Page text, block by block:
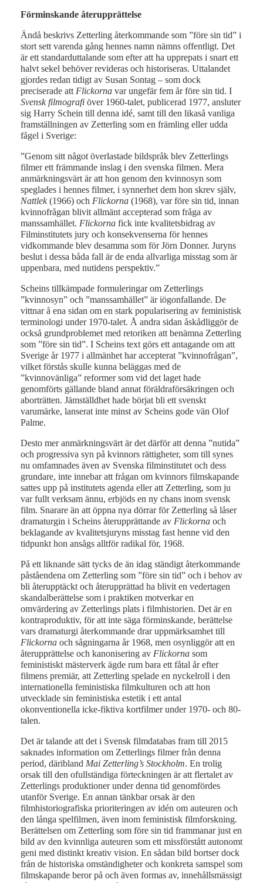
Förminskande återupprättelse
Ändå beskrivs Zetterling återkommande som ”före sin tid” i
stort sett varenda gång hennes namn nämns offentligt. Det
är ett standarduttalande som efter att ha upprepats i snart ett
halvt sekel behöver revideras och historiseras. Uttalandet
gjordes redan tidigt av Susan Sontag – som dock
preciserade att Flickorna var ungefär fem år före sin tid. I
Svensk filmografi över 1960-talet, publicerad 1977, ansluter
sig Harry Schein till denna idé, samt till den likaså vanliga
framställningen av Zetterling som en främling eller udda
fågel i Sverige:
”Genom sitt något överlastade bildspråk blev Zetterlings
filmer ett främmande inslag i den svenska filmen. Mera
anmärkningsvärt är att hon genom den kvinnosyn som
speglades i hennes filmer, i synnerhet dem hon skrev själv,
Nattlek(1966) och Flickorna (1968), var före sin tid, innan
kvinnofrågan blivit allmänt accepterad som fråga av
manssamhället. Flickorna fick inte kvalitetsbidrag av
Filminstitutets jury och konsekvenserna för hennes
vidkommande blev desamma som för Jörn Donner. Juryns
beslut i dessa båda fall är de enda allvarliga misstag som är
uppenbara, med nutidens perspektiv.”
Scheins tillkämpade formuleringar om Zetterlings
”kvinnosyn” och ”manssamhället” är iögonfallande. De
vittnar å ena sidan om en stark popularisering av feministisk
terminologi under 1970-talet. Å andra sidan åskådliggör de
också grundproblemet med retoriken att benämna Zetterling
som ”före sin tid”. I Scheins text görs ett antagande om att
Sverige år 1977 i allmänhet har accepterat ”kvinnofrågan”,
vilket förstås skulle kunna beläggas med de
”kvinnovänliga” reformer som vid det laget hade
genomförts gällande bland annat föräldraförsäkringen och
aborträtten. Jämställdhet hade börjat bli ett svenskt
varumärke, lanserat inte minst av Scheins gode vän Olof
Palme.
Desto mer anmärkningsvärt är det därför att denna ”nutida”
och progressiva syn på kvinnors rättigheter, som till synes
nu omfamnades även av Svenska filminstitutet och dess
grundare, inte innebar att frågan om kvinnors filmskapande
sattes upp på institutets agenda eller att Zetterling, som ju
var fullt verksam ännu, erbjöds en ny chans inom svensk
film. Snarare än att öppna nya dörrar för Zetterling så låser
dramaturgin i Scheins återupprättande av Flickorna och
beklagande av kvalitetsjuryns misstag fast henne vid den
tidpunkt hon ansågs alltför radikal för, 1968.
På ett liknande sätt tycks de än idag ständigt återkommande
påståendena om Zetterling som ”före sin tid” och i behov av
bli återupptäckt och återupprättad ha blivit en vedertagen
skandalberättelse som i praktiken motverkar en
omvärdering av Zetterlings plats i filmhistorien. Det är en
kontraproduktiv, för att inte säga förminskande, berättelse
vars dramaturgi återkommande drar uppmärksamhet till
Flickorna och sågningarna år 1968, men osynliggör att en
återupprättelse och kanonisering av Flickorna som
feministiskt mästerverk ägde rum bara ett fåtal år efter
filmens premiär, att Zetterling spelade en nyckelroll i den
internationella feministiska filmkulturen och att hon
utvecklade sin feministiska estetik i ett antal
okonventionella icke-fiktiva kortfilmer under 1970- och 80-
talen.
Det är talande att det i Svensk filmdatabas fram till 2015
saknades information om Zetterlings filmer från denna
period, däribland Mai Zetterling’s Stockholm. En trolig
orsak till den ofullständiga förteckningen är att flertalet av
Zetterlings produktioner under denna tid genomfördes
utanför Sverige. En annan tänkbar orsak är den
filmhistoriografiska prioriteringen av idén om auteuren och
den långa spelfilmen, även inom feministisk filmforskning.
Berättelsen om Zetterling som före sin tid frammanar just en
bild av den kvinnliga auteuren som ett missförstått autonomt
geni med distinkt kreativ vision. En sådan bild bortser dock
från de historiska omständigheter och konkreta samspel som
filmskapande beror på och även formas av, innehållsmässigt